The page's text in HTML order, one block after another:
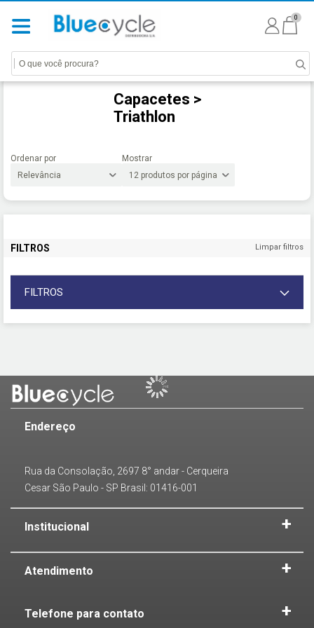
0
Capacetes >
Triathlon
Ordenar por Mostrar
FILTROS Limpar filtros
FILTROS
Endereço
Rua da Consolação, 2697 8° andar - Cerqueira
Cesar São Paulo - SP Brasil: 01416-001
Institucional
Atendimento
Telefone para contato